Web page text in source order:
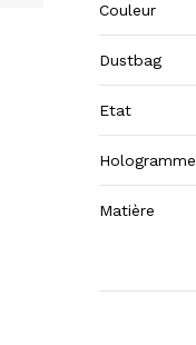
Couleur
Dustbag
Etat
Hologramme
Matière